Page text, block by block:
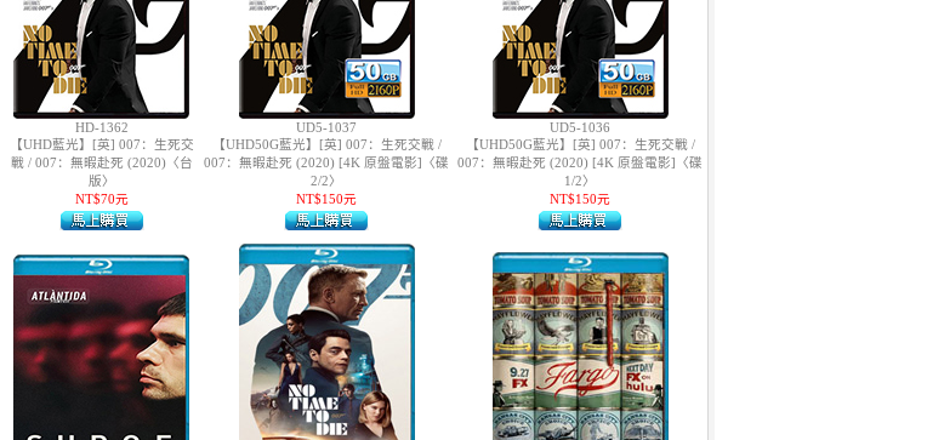
HD-1362
【UHD藍光】[英] 007：生死交
戰 / 007：無暇赴死 (2020)〈台
版〉
NT$70元
UD5-1037
【UHD50G藍光】[英] 007：生死交戰 /
007：無暇赴死 (2020) [4K 原盤電影]〈碟
2/2〉
NT$150元
UD5-1036
【UHD50G藍光】[英] 007：生死交戰 /
007：無暇赴死 (2020) [4K 原盤電影]〈碟
1/2〉
NT$150元